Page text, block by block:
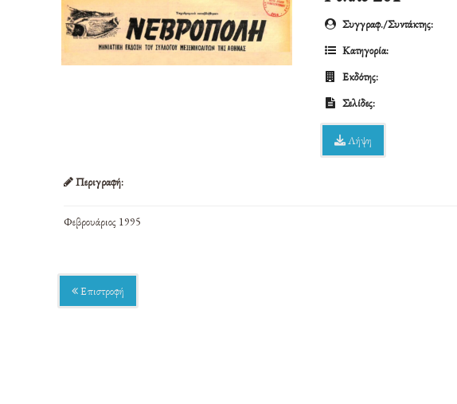
Συγγραφ./Συντάκτης:
Κατηγορία:
Εκδότης:
Σελίδες:
Λήψη
Περιγραφή:
Φεβρουάριος 1995
Επιστροφή